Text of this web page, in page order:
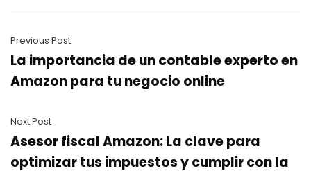
Previous Post
La importancia de un contable experto en
Amazon para tu negocio online
Next Post
Asesor fiscal Amazon: La clave para
optimizar tus impuestos y cumplir con la